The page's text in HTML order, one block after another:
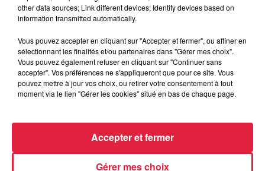
6 août 2026
Tags antisémites à Strasbourg :
Catherine Trautmann réagit
6 août 2026
Au zoo de Mulhouse : rencontre
other data sources; Link different devices; Identify devices based on
information transmitted automatically.
Vous pouvez accepter en cliquant sur "Accepter et fermer", ou affiner en
sélectionnant les finalités et/ou partenaires dans "Gérer mes choix".
Vous pouvez également refuser en cliquant sur "Continuer sans
accepter". Vos préférences ne s'appliqueront que pour ce site. Vous
pouvez mettre à jour vos choix, ou retirer votre consentement à tout
moment via le lien "Gérer les cookies" situé en bas de chaque page.
Gérer mes choix
Accepter et fermer